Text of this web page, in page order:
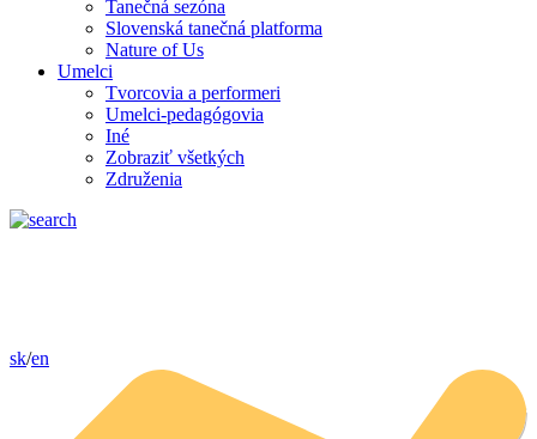
Tanečná sezóna
Slovenská tanečná platforma
Nature of Us
Umelci
Tvorcovia a performeri
Umelci-pedagógovia
Iné
Zobraziť všetkých
Združenia
sk/en